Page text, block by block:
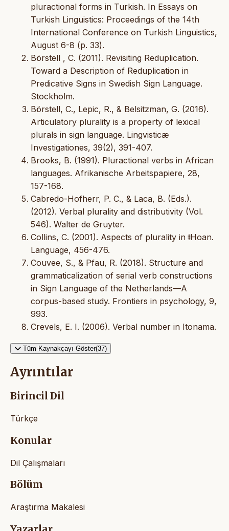
pluractional forms in Turkish. In Essays on
Turkish Linguistics: Proceedings of the 14th
International Conference on Turkish Linguistics,
August 6-8 (p. 33).
Börstell , C. (2011). Revisiting Reduplication.
Toward a Description of Reduplication in
Predicative Signs in Swedish Sign Language.
Stockholm.
Börstell, C., Lepic, R., & Belsitzman, G. (2016).
Articulatory plurality is a property of lexical
plurals in sign language. Lingvisticæ
Investigationes, 39(2), 391-407.
Brooks, B. (1991). Pluractional verbs in African
languages. Afrikanische Arbeitspapiere, 28,
157-168.
Cabredo-Hofherr, P. C., & Laca, B. (Eds.).
(2012). Verbal plurality and distributivity (Vol.
546). Walter de Gruyter.
Collins, C. (2001). Aspects of plurality in ǂHoan.
Language, 456-476.
Couvee, S., & Pfau, R. (2018). Structure and
grammaticalization of serial verb constructions
in Sign Language of the Netherlands—A
corpus-based study. Frontiers in psychology, 9,
993.
Crevels, E. I. (2006). Verbal number in Itonama.
Tüm Kaynakçayı Göster(37)
Ayrıntılar
Birincil Dil
Türkçe
Konular
Dil Çalışmaları
Bölüm
Araştırma Makalesi